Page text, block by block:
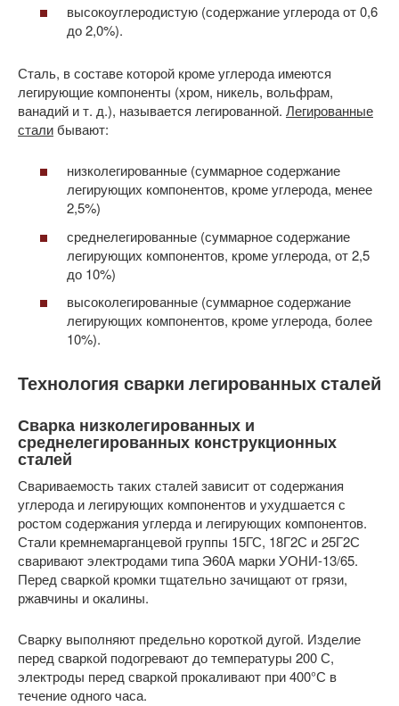
высокоуглеродистую (содержание углерода от 0,6
до 2,0%).
Сталь, в составе которой кроме углерода имеются
легирующие компоненты (хром, никель, вольфрам,
ванадий и т. д.), называется легированной. Легированные
стали бывают:
низколегированные (суммарное содержание
легирующих компонентов, кроме углерода, менее
2,5%)
среднелегированные (суммарное содержание
легирующих компонентов, кроме углерода, от 2,5
до 10%)
высоколегированные (суммарное содержание
легирующих компонентов, кроме углерода, более
10%).
Технология сварки легированных сталей
Сварка низколегированных и
среднелегированных конструкционных
сталей
Свариваемость таких сталей зависит от содержания
углерода и легирующих компонентов и ухудшается с
ростом содержания углерда и легирующих компонентов.
Стали кремнемарганцевой группы 15ГС, 18Г2С и 25Г2С
сваривают электродами типа Э60А марки УОНИ-13/65.
Перед сваркой кромки тщательно зачищают от грязи,
ржавчины и окалины.
Сварку выполняют предельно короткой дугой. Изделие
перед сваркой подогревают до температуры 200 С,
электроды перед сваркой прокаливают при 400°С в
течение одного часа.